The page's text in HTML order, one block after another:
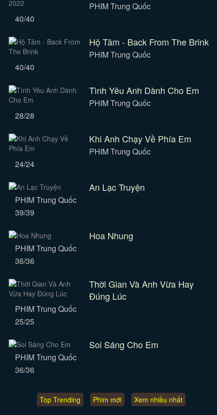
PHIM Trung Quốc
40/40
Hộ Tâm - Back From The Brink
PHIM Trung Quốc
40/40
Tình Yêu Anh Dành Cho Em
PHIM Trung Quốc
28/28
Khi Anh Chạy Về Phía Em
PHIM Trung Quốc
24/24
An Lạc Truyện
PHIM Trung Quốc
39/39
Hoa Nhung
PHIM Trung Quốc
36/36
Thời Gian Và Anh Vừa Hay
Đúng Lúc
PHIM Trung Quốc
25/25
Soi Sáng Cho Em
PHIM Trung Quốc
36/36
Top Trending Phim mới Xem nhiều nhất